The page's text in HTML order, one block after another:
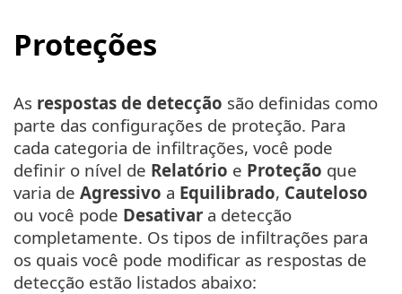
Proteções
As respostas de detecção são definidas como
parte das configurações de proteção. Para
cada categoria de infiltrações, você pode
definir o nível de Relatório e Proteção que
varia de Agressivo a Equilibrado, Cauteloso
ou você pode Desativar a detecção
completamente. Os tipos de infiltrações para
os quais você pode modificar as respostas de
detecção estão listados abaixo: